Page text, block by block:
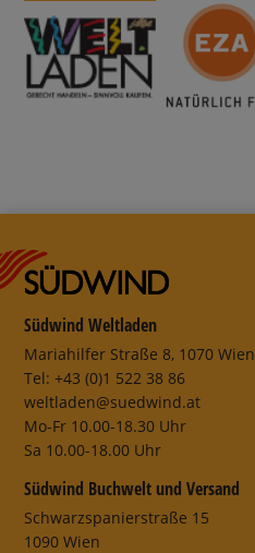
Südwind Weltladen
Mariahilfer Straße 8, 1070 Wien
Tel: +43 (0)1 522 38 86
weltladen@suedwind.at
Mo-Fr 10.00-18.30 Uhr
Sa 10.00-18.00 Uhr
Südwind Buchwelt und Versand
Schwarzspanierstraße 15
1090 Wien